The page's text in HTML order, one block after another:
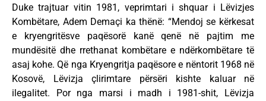
Duke trajtuar vitin 1981, veprimtari i shquar i Lëvizjes
Kombëtare, Adem Demaçi ka thënë: “Mendoj se kërkesat
e kryengritësve paqësorë kanë qenë në pajtim me
mundësitë dhe rrethanat kombëtare e ndërkombëtare të
asaj kohe. Që nga Kryengritja paqësore e nëntorit 1968 në
Kosovë, Lëvizja çlirimtare përsëri kishte kaluar në
ilegalitet. Por nga marsi i madh i 1981-shit, Lëvizja